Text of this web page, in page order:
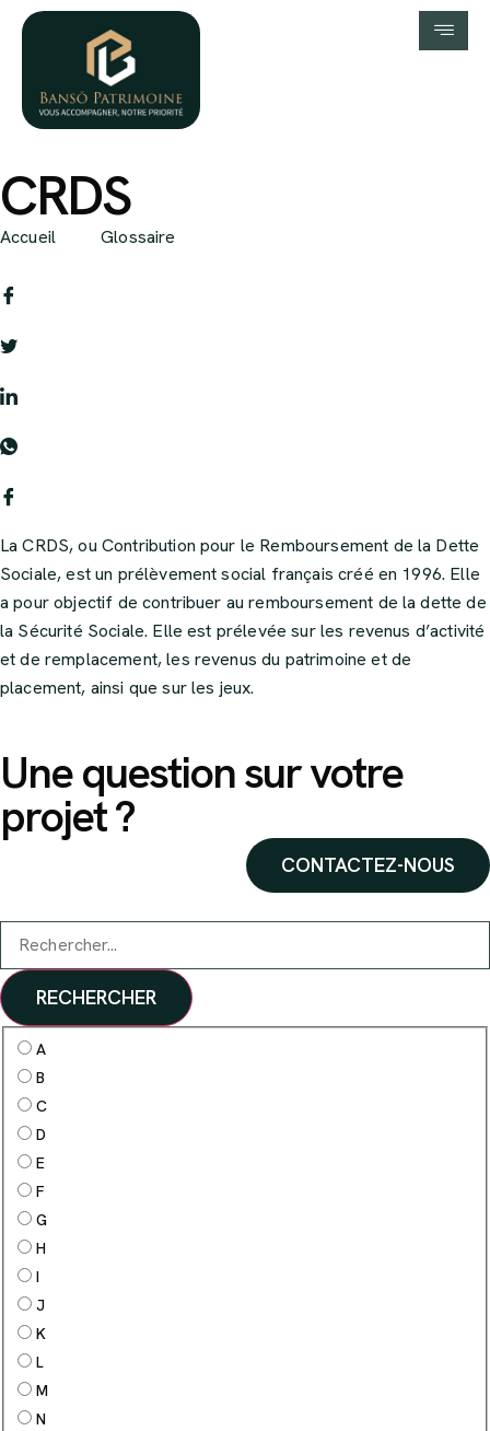
CRDS
Accueil Glossaire
La CRDS, ou Contribution pour le Remboursement de la Dette
Sociale, est un prélèvement social français créé en 1996. Elle
a pour objectif de contribuer au remboursement de la dette de
la Sécurité Sociale. Elle est prélevée sur les revenus d’activité
et de remplacement, les revenus du patrimoine et de
placement, ainsi que sur les jeux.
Une question sur votre
projet ?
CONTACTEZ-NOUS
RECHERCHER
A
B
C
D
E
F
G
H
I
J
K
L
M
N